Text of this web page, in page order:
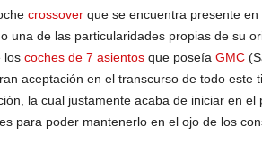
crossoverque se encuentra presente en
una de las particularidades propias de su
los coches de 7 asientosque poseía GMC
aceptación en el transcurso de todo este
la cual justamente acaba de iniciar en el
para poder mantenerlo en el ojo de los